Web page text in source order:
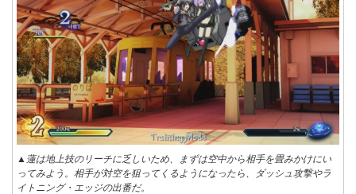
▲蓮は地上技のリーチに乏しいため、まずは空中から相手を畳みかけにい
ってみよう。相手が対空を狙ってくるようになったら、ダッシュ攻撃やラ
イトニング・エッジの出番だ。